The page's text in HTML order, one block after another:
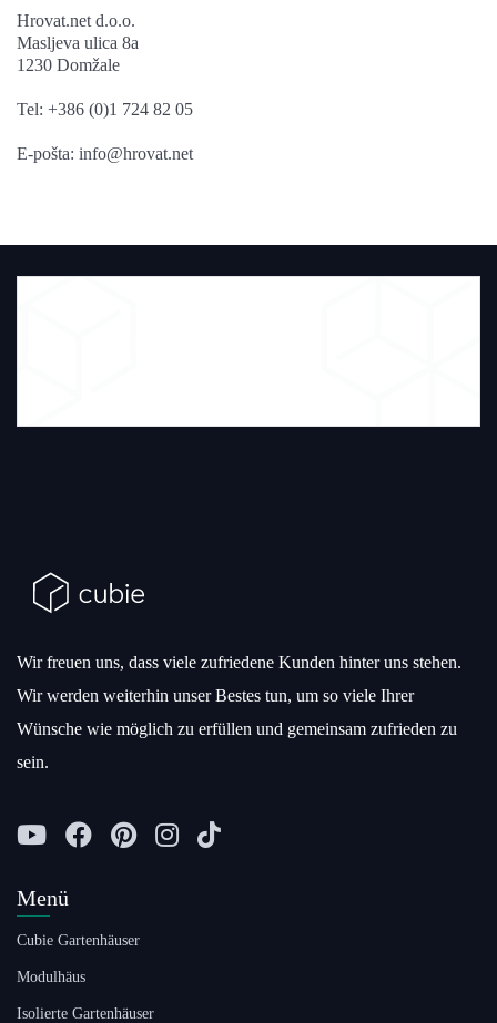
Hrovat.net d.o.o.
Masljeva ulica 8a
1230 Domžale
Tel: +386 (0)1 724 82 05
E-pošta: info@hrovat.net
Wir freuen uns, dass viele zufriedene Kunden hinter uns stehen.
Wir werden weiterhin unser Bestes tun, um so viele Ihrer
Wünsche wie möglich zu erfüllen und gemeinsam zufrieden zu
sein.
Menü
Cubie Gartenhäuser
Modulhäus
Isolierte Gartenhäuser